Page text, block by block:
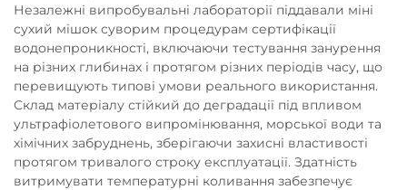
Незалежні випробувальні лабораторії піддавали міні
сухий мішок суворим процедурам сертифікації
водонепроникності, включаючи тестування занурення
на різних глибинах і протягом різних періодів часу, що
перевищують типові умови реального використання.
Склад матеріалу стійкий до деградації під впливом
ультрафіолетового випромінювання, морської води та
хімічних забруднень, зберігаючи захисні властивості
протягом тривалого строку експлуатації. Здатність
витримувати температурні коливання забезпечує